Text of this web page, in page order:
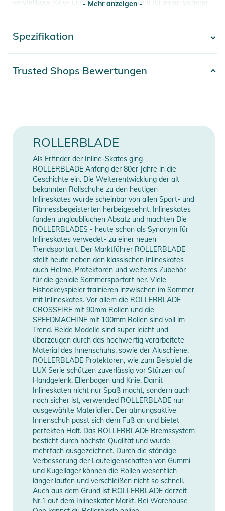
verstellbare Ring- und Y-Verschlusssystem für einen sicheren
Labels. Größen (cm): S (48-54), M (55-58)
- ROBUSTE ABS SCHALE - Aufprallschutz und Multisport-
- EPS-INNENFUTTER - Verwendet offene Schaumstoffpolster
mit optionaler zusätzlicher Polsterung für eine individuelle
- EINFACH ZU BEDIENENDES
GRÖSSENANPASSUNGSSYSTEM - Mikroverstellbare
Passform mit Schnalle, Riemen und Y-Riemen mit
Verriegelung für sicheren und bequemen Sitz
- REFLEKTIERENDE LABELS
Produktinformationen und
Sicherheitshinweise
Gebrauchsanweisungen, Sicherheitshinweise und Warnungen
finden Sie direkt am Produkt.
- Mehr anzeigen -
Spezifikation
Manufacturer
Information
Herstellerangaben
anzeigen
Trusted Shops Bewertungen
ROLLERBLADE
Als Erfinder der Inline-Skates ging
ROLLERBLADE Anfang der 80er Jahre in die
Geschichte ein. Die Weiterentwicklung der alt
bekannten Rollschuhe zu den heutigen
Inlineskates wurde scheinbar von allen Sport- und
Fitnnessbegeisterten herbeigesehnt. Inlineskates
fanden unglaubliuchen Absatz und machten Die
ROLLERBLADES - heute schon als Synonym für
Inlineskates verwedet- zu einer neuen
Trendsportart. Der Marktführer ROLLERBLADE
stellt heute neben den klassischen Inlineskates
auch Helme, Protektoren und weiteres Zubehör
für die geniale Sommersportart her. Viele
Eishockeyspieler trainieren inzwischen im Sommer
mit Inlineskates. Vor allem die ROLLERBLADE
CROSSFIRE mit 90mm Rollen und die
SPEEDMACHINE mit 100mm Rollen sind voll im
Trend. Beide Modelle sind super leicht und
überzeugen durch das hochwertig verarbeitete
Material des Innenschuhs, sowie der Aluschiene.
ROLLERBLADE Protektoren, wie zum Beispiel die
LUX Serie schützen zuverlässig vor Stürzen auf
Handgelenk, Ellenbogen und Knie. Damit
Inlineskaten nicht nur Spaß macht, sondern auch
noch sicher ist, verwended ROLLERBLADE nur
ausgewählte Materialien. Der atmungsaktive
Innenschuh passt sich dem Fuß an und bietet
perfekten Halt. Das ROLLERBLADE Bremssystem
besticht durch höchste Qualität und wurde
mehrfach ausgezeichnet. Durch die ständige
Verbesserung der Laufeigenschaften von Gummi
und Kugellager können die Rollen wesentlich
länger laufen und verschleißen nicht so schnell.
Auch aus dem Grund ist ROLLERBLADE derzeit
Nr.1 auf dem Inlineskater Markt. Bei Warehouse